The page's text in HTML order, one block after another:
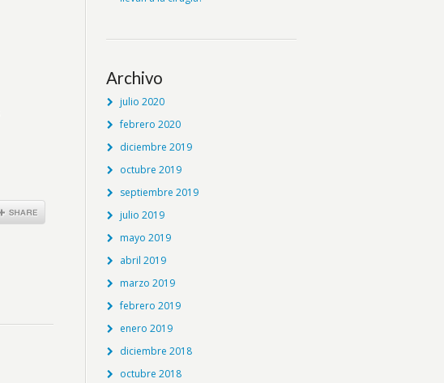
Archivo
julio 2020
febrero 2020
diciembre 2019
octubre 2019
septiembre 2019
julio 2019
mayo 2019
abril 2019
marzo 2019
febrero 2019
enero 2019
diciembre 2018
octubre 2018